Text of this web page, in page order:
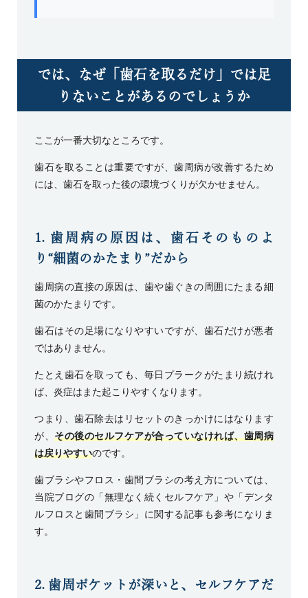
では、なぜ「歯石を取るだけ」では足
りないことがあるのでしょうか
ここが一番大切なところです。
歯石を取ることは重要ですが、歯周病が改善するため
には、歯石を取った後の環境づくりが欠かせません。
1. 歯周病の原因は、歯石そのものよ
り“細菌のかたまり”だから
歯周病の直接の原因は、歯や歯ぐきの周囲にたまる細
菌のかたまりです。
歯石はその足場になりやすいですが、歯石だけが悪者
ではありません。
たとえ歯石を取っても、毎日プラークがたまり続けれ
ば、炎症はまた起こりやすくなります。
つまり、歯石除去はリセットのきっかけにはなります
が、その後のセルフケアが合っていなければ、歯周病
は戻りやすいのです。
歯ブラシやフロス・歯間ブラシの考え方については、
当院ブログの「無理なく続くセルフケア」や「デンタ
ルフロスと歯間ブラシ」に関する記事も参考になりま
す。
2. 歯周ポケットが深いと、セルフケアだ